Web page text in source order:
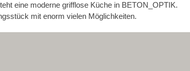
eine moderne grifflose Küche in BETON_OPTIK.
mit enorm vielen Möglichkeiten.